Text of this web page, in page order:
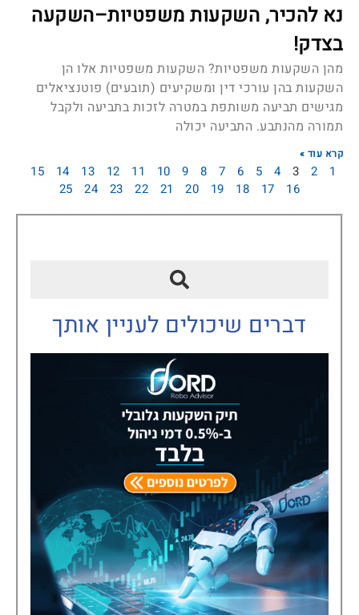
נא להכיר, השקעות משפטיות–השקעה
בצדק!
מהן השקעות משפטיות? השקעות משפטיות אלו הן
השקעות בהן עורכי דין ומשקיעים (תובעים) פוטנציאלים
מגישים תביעה משותפת במטרה לזכות בתביעה ולקבל
תמורה מהנתבע. התביעה יכולה
קרא עוד »
1
2
3
4
5
6
7
8
9
10
11
12
13
14
15
16
17
18
19
20
21
22
23
24
25
דברים שיכולים לעניין אותך